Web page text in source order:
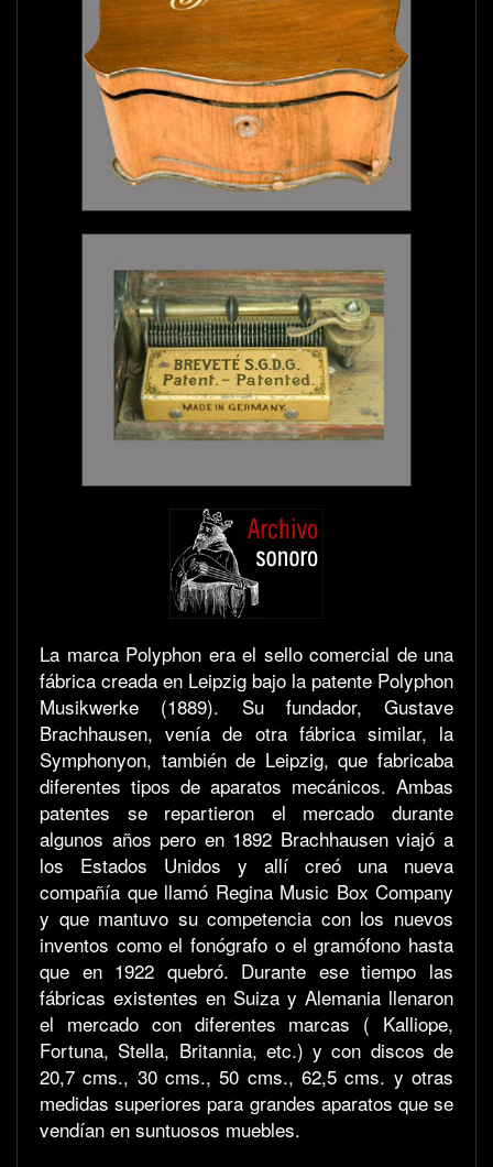
La marca Polyphon era el sello comercial de una
fábrica creada en Leipzig bajo la patente Polyphon
Musikwerke (1889). Su fundador, Gustave
Brachhausen, venía de otra fábrica similar, la
Symphonyon, también de Leipzig, que fabricaba
diferentes tipos de aparatos mecánicos. Ambas
patentes se repartieron el mercado durante
algunos años pero en 1892 Brachhausen viajó a
los Estados Unidos y allí creó una nueva
compañía que llamó Regina Music Box Company
y que mantuvo su competencia con los nuevos
inventos como el fonógrafo o el gramófono hasta
que en 1922 quebró. Durante ese tiempo las
fábricas existentes en Suiza y Alemania llenaron
el mercado con diferentes marcas ( Kalliope,
Fortuna, Stella, Britannia, etc.) y con discos de
20,7 cms., 30 cms., 50 cms., 62,5 cms. y otras
medidas superiores para grandes aparatos que se
vendían en suntuosos muebles.